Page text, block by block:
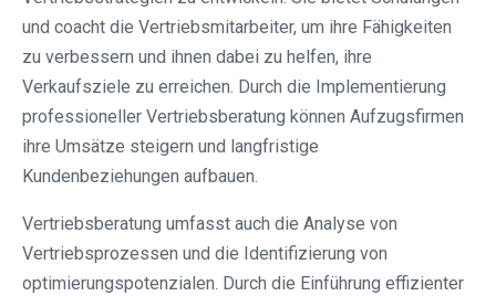
und coacht die Vertriebsmitarbeiter, um ihre Fähigkeiten
zu verbessern und ihnen dabei zu helfen, ihre
Verkaufsziele zu erreichen. Durch die Implementierung
professioneller Vertriebsberatung können Aufzugsfirmen
ihre Umsätze steigern und langfristige
Kundenbeziehungen aufbauen.
Vertriebsberatung umfasst auch die Analyse von
Vertriebsprozessen und die Identifizierung von
optimierungspotenzialen. Durch die Einführung effizienter